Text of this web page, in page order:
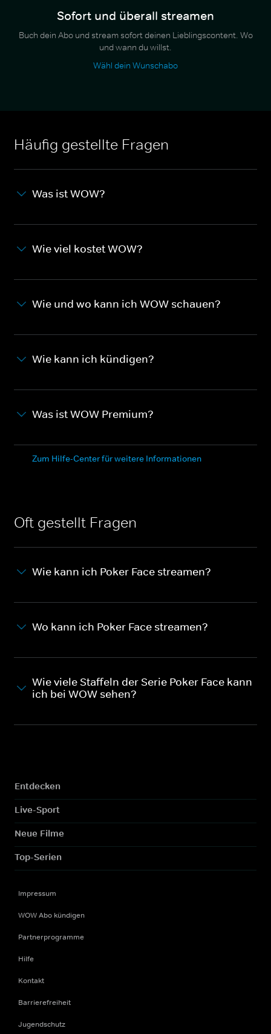
Sofort und überall streamen
Buch dein Abo und stream sofort deinen Lieblingscontent. Wo
und wann du willst.
Wähl dein Wunschabo
Häufig gestellte Fragen
Was ist WOW?
Wie viel kostet WOW?
Wie und wo kann ich WOW schauen?
Wie kann ich kündigen?
Was ist WOW Premium?
Zum Hilfe-Center für weitere Informationen
Oft gestellt Fragen
Wie kann ich Poker Face streamen?
Wo kann ich Poker Face streamen?
Wie viele Staffeln der Serie Poker Face kann
ich bei WOW sehen?
Entdecken
Live-Sport
Neue Filme
Top-Serien
Impressum
WOW Abo kündigen
Partnerprogramme
Hilfe
Kontakt
Barrierefreiheit
Jugendschutz